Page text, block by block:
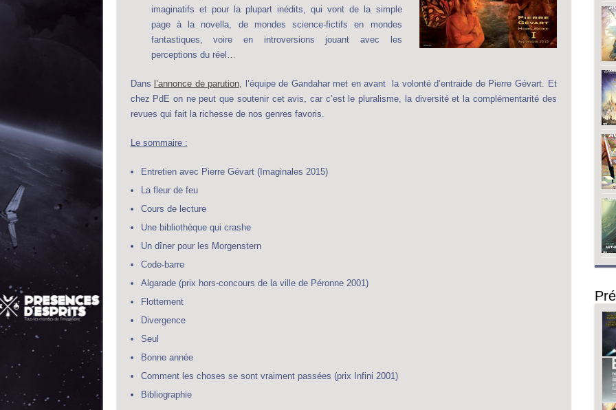
imaginatifs et pour la plupart inédits, qui vont de la simple
page à la novella, de mondes science-fictifs en mondes
fantastiques, voire en introversions jouant avec les
perceptions du réel…
Dans l’annonce de parution, l’équipe de Gandahar met en avant la volonté d’entraide de Pierre Gévart. Et
chez PdE on ne peut que soutenir cet avis, car c’est le pluralisme, la diversité et la complémentarité des
revues qui fait la richesse de nos genres favoris.
Le sommaire :
Entretien avec Pierre Gévart (Imaginales 2015)
La fleur de feu
Cours de lecture
Une bibliothèque qui crashe
Un dîner pour les Morgenstern
Code-barre
Algarade (prix hors-concours de la ville de Péronne 2001)
Flottement
Divergence
Seul
Bonne année
Comment les choses se sont vraiment passées (prix Infini 2001)
Bibliographie